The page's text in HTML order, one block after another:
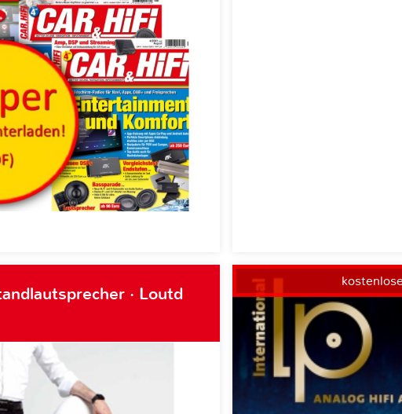
· Loutd